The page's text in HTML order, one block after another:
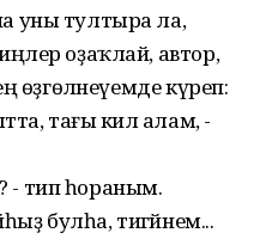
уны тултыра ла,
оҙаҡлай, автор,
өҙгөләнеүемде күреп:
тағы килә алам, -
- тип һораным.
булһа, тигәйнем...